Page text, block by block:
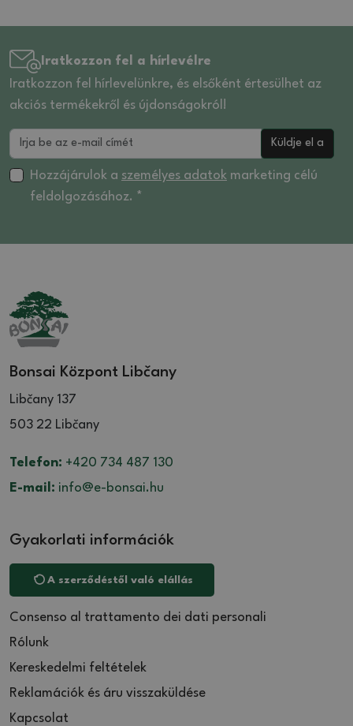
Iratkozzon fel a hírlevélre
Iratkozzon fel hírlevelünkre, és elsőként értesülhet az
akciós termékekről és újdonságokról!
Küldje el a
Hozzájárulok a személyes adatok marketing célú
feldolgozásához. *
Bonsai Központ Libčany
Libčany 137
503 22 Libčany
Telefon: +420 734 487 130
E-mail: info@e-bonsai.hu
Gyakorlati információk
A szerződéstől való elállás
Consenso al trattamento dei dati personali
Rólunk
Kereskedelmi feltételek
Reklamációk és áru visszaküldése
Kapcsolat